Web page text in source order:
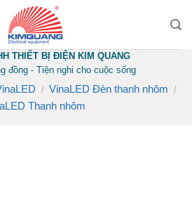
THIẾT BỊ ĐIỆN KIM QUANG
đồng - Tiện nghi cho cuộc sống
/ VinaLED Đèn thanh nhôm /
Thanh nhôm